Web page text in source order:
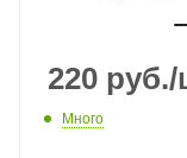
220 руб./
Много